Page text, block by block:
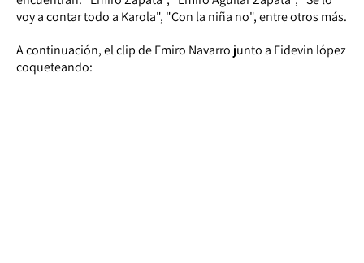
voy a contar todo a Karola", "Con la niña no", entre otros más.
A continuación, el clip de Emiro Navarro junto a Eidevin lópez
coqueteando: